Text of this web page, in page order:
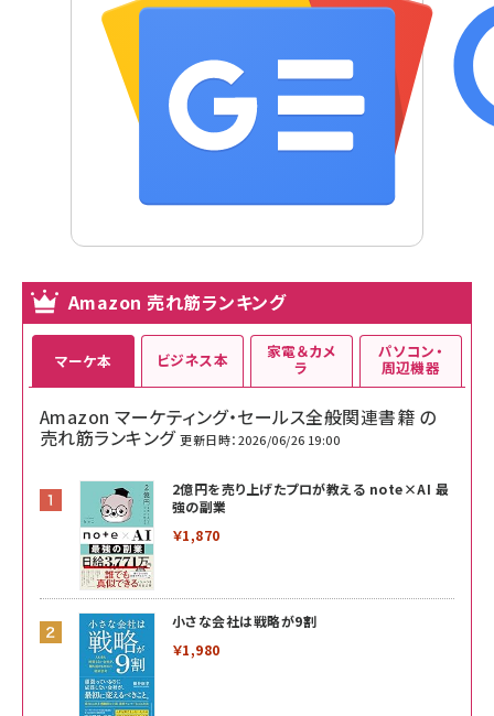
Amazon 売れ筋ランキング
マーケ本
Amazon マーケティング・セールス全般関連書籍 の
売れ筋ランキング 更新日時：2026/06/26 19:00
2億円を売り上げたプロが教える note×AI 最
強の副業
￥1,870
小さな会社は戦略が9割
￥1,980
ビジネス本 家電＆カメ
ラ
パソコン・
周辺機器